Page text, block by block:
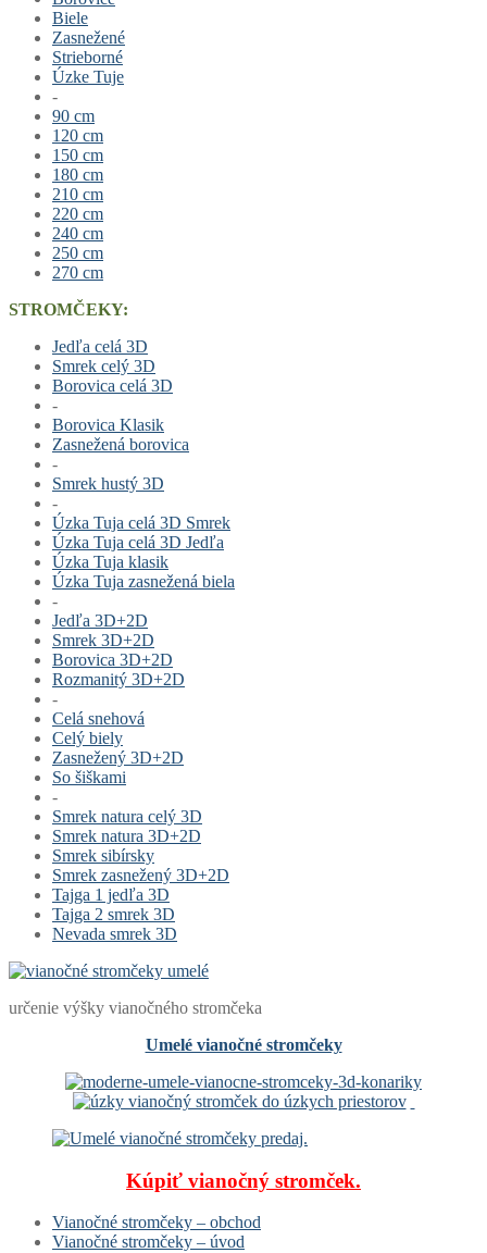
Biele
Zasnežené
Strieborné
Úzke Tuje
-
90 cm
120 cm
150 cm
180 cm
210 cm
220 cm
240 cm
250 cm
270 cm
STROMČEKY:
Jedľa celá 3D
Smrek celý 3D
Borovica celá 3D
-
Borovica Klasik
Zasnežená borovica
-
Smrek hustý 3D
-
Úzka Tuja celá 3D Smrek
Úzka Tuja celá 3D Jedľa
Úzka Tuja klasik
Úzka Tuja zasnežená biela
-
Jedľa 3D+2D
Smrek 3D+2D
Borovica 3D+2D
Rozmanitý 3D+2D
-
Celá snehová
Celý biely
Zasnežený 3D+2D
So šiškami
-
Smrek natura celý 3D
Smrek natura 3D+2D
Smrek sibírsky
Smrek zasnežený 3D+2D
Tajga 1 jedľa 3D
Tajga 2 smrek 3D
Nevada smrek 3D
určenie výšky vianočného stromčeka
Umelé vianočné stromčeky
Kúpiť vianočný stromček.
Vianočné stromčeky – obchod
Vianočné stromčeky – úvod